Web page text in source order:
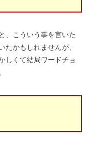
、こういう事を言いた
たかもしれませんが、
しくて結局ワードチョ